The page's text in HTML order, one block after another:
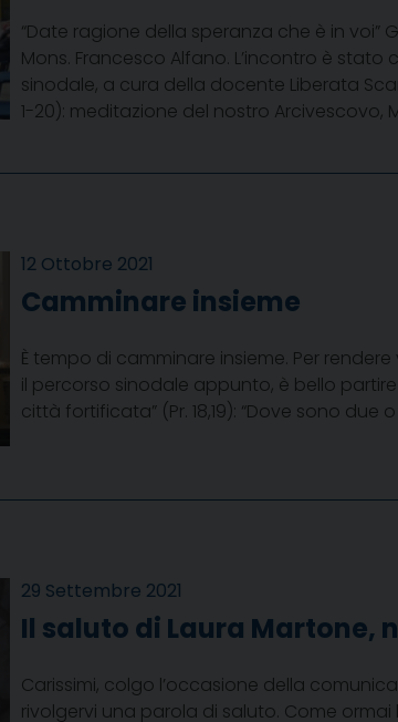
“Date ragione della speranza che è in
Mons. Francesco Alfano. L’incontro è
sinodale, a cura della docente Liberata
1-20): meditazione del nostro Arcivescovo,
12 Ottobre 2021
Camminare insieme
È tempo di camminare insieme. Per
il percorso sinodale appunto, è bello
città fortificata” (Pr. 18,19): “Dove sono due
29 Settembre 2021
Il saluto di Laura Martone,
Carissimi, colgo l’occasione della
rivolgervi una parola di saluto. Come